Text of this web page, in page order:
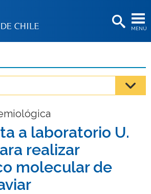
MENÚ
BIBLIOTECAS
Estudiantes
Académicas/os
Funcionarias/os
Egresadas/os
a laboratorio U.
realizar
molecular de